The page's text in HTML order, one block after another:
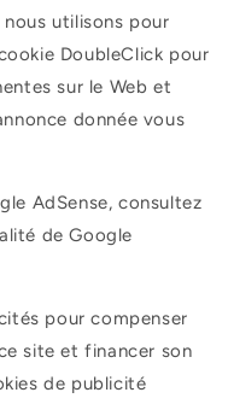
nous utilisons pour
DoubleClick pour
sur le Web et
donnée vous
AdSense, consultez
de Google
pour compenser
site et financer son
de publicité